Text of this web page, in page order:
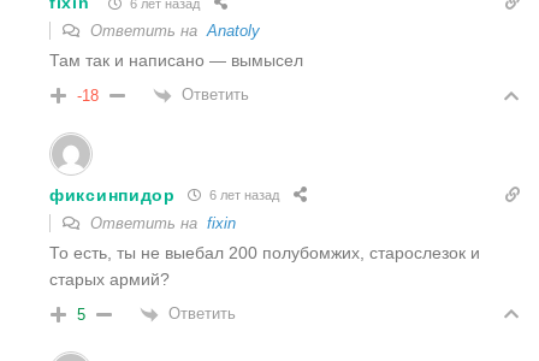
6 лет назад
Ответить наAnatoly
Там так и написано — вымысел
-18 Ответить
фиксинпидор 6 лет назад
Ответить на fixin
То есть, ты не выебал 200 полубомжих, старослезок и
старых армий?
5 Ответить